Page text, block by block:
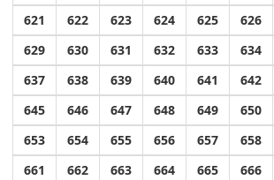
621
622 623 624 625 626
629
630 631 632 633 634
637
638 639 640 641 642
645
646 647 648 649 650
653
654 655 656 657 658
661
662 663 664 665 666